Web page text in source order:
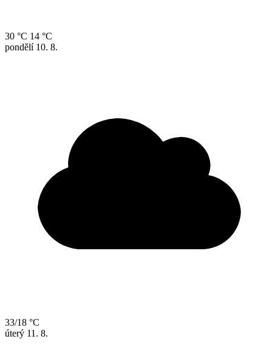
30 °C 14 °C
pondělí 10. 8.
33/18 °C
úterý 11. 8.